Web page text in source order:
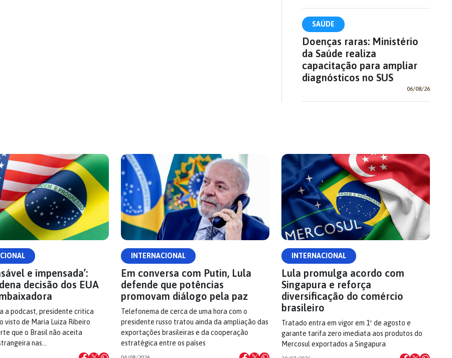
SAÚDE
Doenças raras: Ministério
da Saúde realiza
capacitação para ampliar
diagnósticos no SUS
06/08/26
e impensada’:
decisão dos EUA
a podcast, presidente critica
visto de Maria Luiza Ribeiro
que o Brasil não aceita
nas…
INTERNACIONAL
Em conversa com Putin, Lula
defende que potências
promovam diálogo pela paz
Telefonema de cerca de uma hora com o
presidente russo tratou ainda da ampliação das
exportações brasileiras e da cooperação
estratégica entre os países
INTERNACIONAL
Lula promulga acordo com
Singapura e reforça
diversificação do comércio
brasileiro
Tratado entra em vigor em 1º de agosto e
garante tarifa zero imediata aos produtos do
Mercosul exportados a Singapura